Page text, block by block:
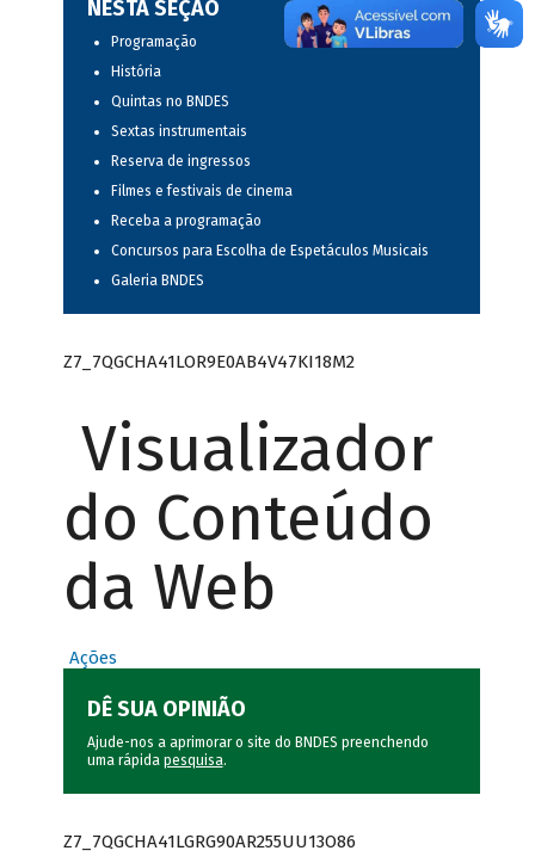
NESTA SEÇÃO
Programação
História
Quintas no BNDES
Sextas instrumentais
Reserva de ingressos
Filmes e festivais de cinema
Receba a programação
Concursos para Escolha de Espetáculos Musicais
Galeria BNDES
Z7_7QGCHA41LOR9E0AB4V47KI18M2
Visualizador
do Conteúdo
da Web
Ações
DÊ SUA OPINIÃO
Ajude-nos a aprimorar o site do BNDES preenchendo
uma rápida pesquisa.
Z7_7QGCHA41LGRG90AR255UU13O86